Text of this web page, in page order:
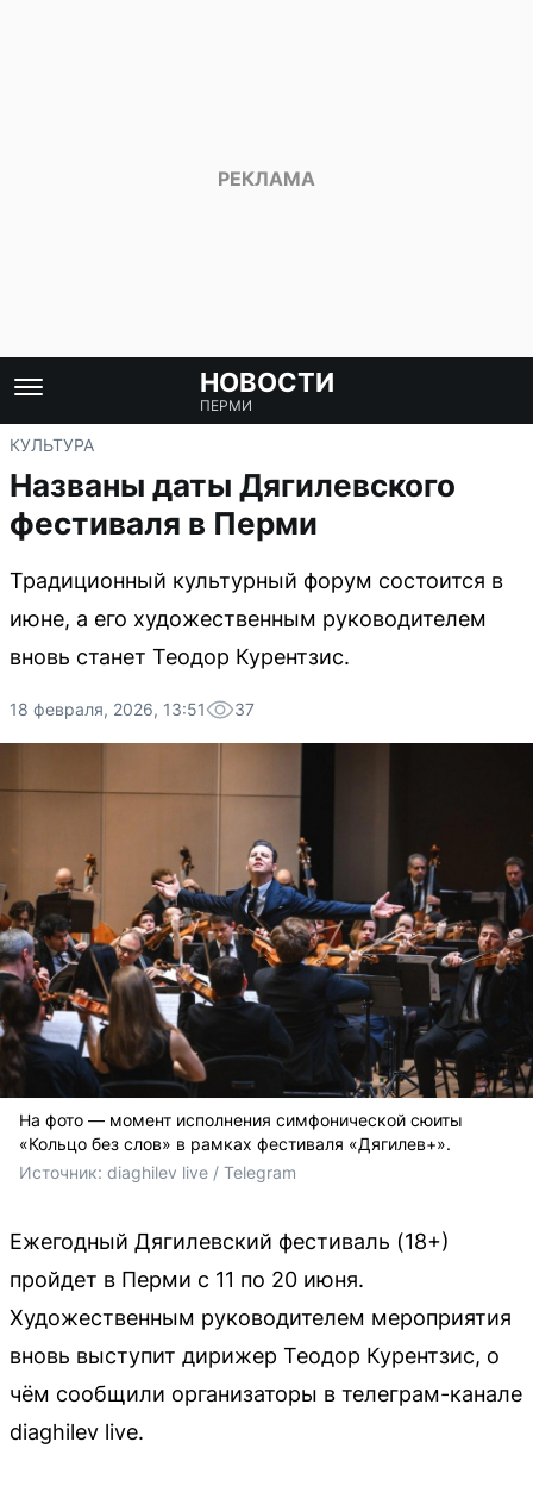
НОВОСТИ
ПЕРМИ
КУЛЬТУРА
Названы даты Дягилевского
фестиваля в Перми
Традиционный культурный форум состоится в
июне, а его художественным руководителем
вновь станет Теодор Курентзис.
18 февраля, 2026, 13:51 37
На фото — момент исполнения симфонической сюиты
«Кольцо без слов» в рамках фестиваля «Дягилев+».
Источник: diaghilev live / Telegram
Ежегодный Дягилевский фестиваль (18+)
пройдет в Перми с 11 по 20 июня.
Художественным руководителем мероприятия
вновь выступит дирижер Теодор Курентзис, о
чём сообщили организаторы в телеграм-канале
diaghilev live.